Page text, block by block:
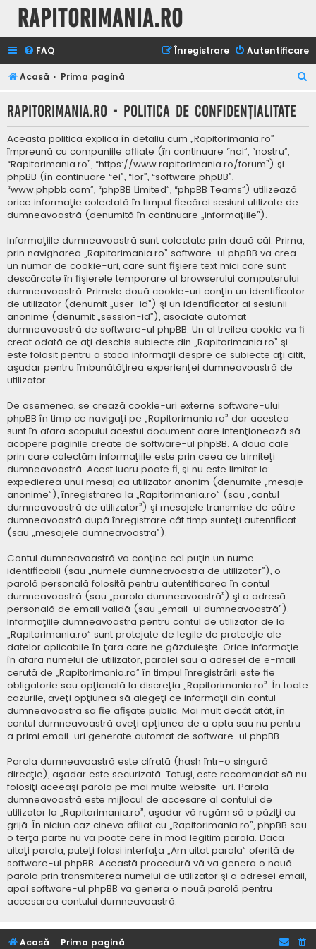
Rapitorimania.ro
FAQ Autentificare
Înregistrare
Acasă Prima pagină
t
Rapitorimania.ro - Politica de confidenţialitate
Această politică explică în detaliu cum „Rapitorimania.ro”
împreună cu companiile afliate (în continuare “noi”, “nostru”,
“Rapitorimania.ro”, “https://www.rapitorimania.ro/forum”) şi
phpBB (în continuare “ei”, “lor”, “software phpBB”,
“www.phpbb.com”, “phpBB Limited”, “phpBB Teams”) utilizează
orice informaţie colectată în timpul fiecărei sesiuni utilizate de
dumneavoastră (denumită în continuare „informaţiile”).
Informaţiile dumneavoastră sunt colectate prin două căi. Prima,
prin navigharea „Rapitorimania.ro” software-ul phpBB va crea
un număr de cookie-uri, care sunt fişiere text mici care sunt
descărcate în fişierele temporare al browserului computerului
dumneavoastră. Primele două cookie-uri conţin un identificator
de utilizator (denumit „user-id”) şi un identificator al sesiunii
anonime (denumit „session-id”), asociate automat
dumneavoastră de software-ul phpBB. Un al treilea cookie va fi
creat odată ce aţi deschis subiecte din „Rapitorimania.ro” şi
este folosit pentru a stoca informaţii despre ce subiecte aţi citit,
aşadar pentru îmbunătăţirea experienţei dumneavoastră de
utilizator.
De asemenea, se crează cookie-uri externe software-ului
phpBB în timp ce navigaţi pe „Rapitorimania.ro” dar acestea
sunt în afara scopului acestui document care intenţionează să
acopere paginile create de software-ul phpBB. A doua cale
prin care colectăm informaţiile este prin ceea ce trimiteţi
dumneavoastră. Acest lucru poate fi, şi nu este limitat la:
expedierea unui mesaj ca utilizator anonim (denumite „mesaje
anonime”), înregistrarea la „Rapitorimania.ro” (sau „contul
dumneavoastră de utilizator”) şi mesajele transmise de către
dumneavoastră după înregistrare cât timp sunteţi autentificat
(sau „mesajele dumneavoastră”).
Contul dumneavoastră va conţine cel puţin un nume
identificabil (sau „numele dumneavoastră de utilizator”), o
parolă personală folosită pentru autentificarea în contul
dumneavoastră (sau „parola dumneavoastră”) şi o adresă
personală de email validă (sau „email-ul dumneavoastră”).
Informaţiile dumneavoastră pentru contul de utilizator de la
„Rapitorimania.ro” sunt protejate de legile de protecţie ale
datelor aplicabile în ţara care ne găzduieşte. Orice informaţie
în afara numelui de utilizator, parolei sau a adresei de e-mail
cerută de „Rapitorimania.ro” în timpul înregistrării este fie
obligatorie sau opţională la discreţia „Rapitorimania.ro”. În toate
cazurile, aveţi opţiunea să alegeţi ce informaţii din contul
dumneavoastră să fie afişate public. Mai mult decât atât, în
contul dumneavoastră aveţi opţiunea de a opta sau nu pentru
a primi email-uri generate automat de software-ul phpBB.
Parola dumneavoastră este cifrată (hash într-o singură
direcţie), aşadar este securizată. Totuşi, este recomandat să nu
folosiţi aceeaşi parolă pe mai multe website-uri. Parola
dumneavoastră este mijlocul de accesare al contului de
utilizator la „Rapitorimania.ro”, aşadar vă rugăm să o păziţi cu
grijă. În niciun caz cineva afiliat cu „Rapitorimania.ro”, phpBB sau
o terţă parte nu vă poate cere în mod legitim parola. Dacă
uitaţi parola, puteţi folosi interfaţa „Am uitat parola” oferită de
software-ul phpBB. Această procedură vă va genera o nouă
parolă prin transmiterea numelui de utilizator şi a adresei email,
apoi software-ul phpBB va genera o nouă parolă pentru
accesarea contului dumneavoastră.
Acasă Prima pagină